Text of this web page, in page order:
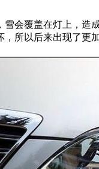
会覆盖在灯上，造
所以后来出现了更